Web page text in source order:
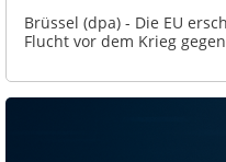
Brüssel (dpa) - Die EU
Flucht vor dem Krieg